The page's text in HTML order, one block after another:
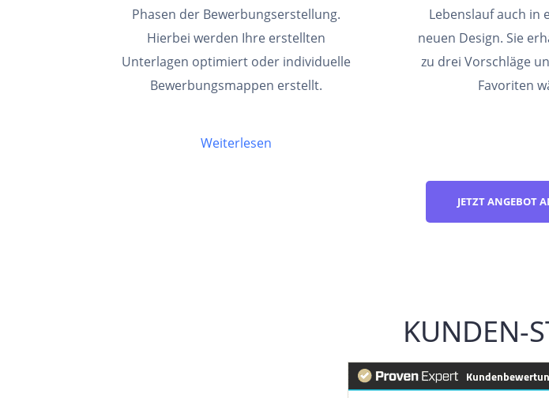
Phasen der Bewerbungserstellung.
Hierbei werden Ihre erstellten
Unterlagen optimiert oder individuelle
Bewerbungsmappen erstellt.
Weiterlesen
Lebenslauf auch in
neuen Design. Sie
zu drei Vorschläge
Favoriten
JETZT ANGEBOT
KUNDEN-